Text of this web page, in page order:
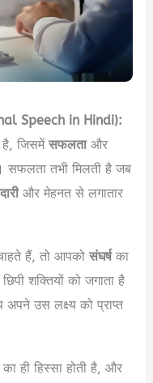
Speech in Hindi):
है, जिसमेंसफलताऔर
सफलता तभी मिलती है जब
और मेहनत से लगातार
हैं, तो आपकोसंघर्षका
शक्तियों को जगाता है
उस लक्ष्य को प्राप्त
ही हिस्सा होती है, और